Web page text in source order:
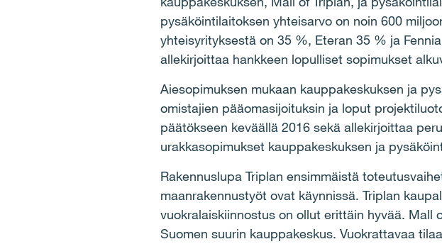
pysäköintilaitoksen yhteisarvo on noin 600
yhteisyrityksestä on 35 %, Eteran 35 % ja
allekirjoittaa hankkeen lopulliset sopimukset
Aiesopimuksen mukaan kauppakeskuksen ja
omistajien pääomasijoituksin ja loput
päätökseen keväällä 2016 sekä allekirjoittaa
urakkasopimukset kauppakeskuksen ja
Rakennuslupa Triplan ensimmäistä
maanrakennustyöt ovat käynnissä. Triplan
vuokralaiskiinnostus on ollut erittäin hyvää. Mall
Suomen suurin kauppakeskus. Vuokrattavaa